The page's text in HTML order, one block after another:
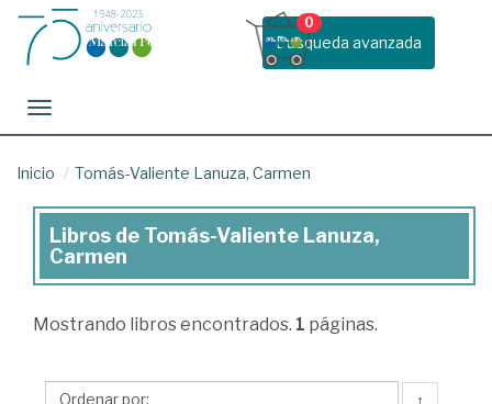
Busqueda avanzada
0
Toggle navigation
Inicio Tomás-Valiente Lanuza, Carmen
Libros
de
Tomás-
Lanuza,
Libros de Tomás-Valiente Lanuza,
Carmen
Mostrando libros encontrados. 1 páginas.
↑